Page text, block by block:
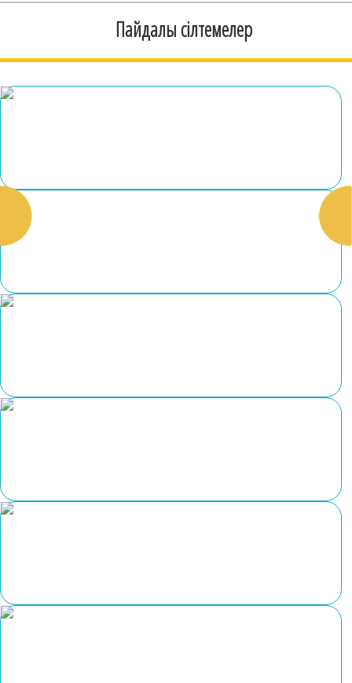
Пайдалы сілтемелер